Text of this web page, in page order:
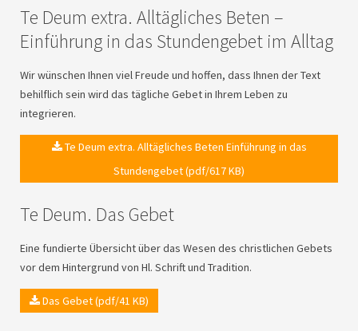
Te Deum extra. Alltägliches Beten –
Einführung in das Stundengebet im Alltag
Wir wünschen Ihnen viel Freude und hoffen, dass Ihnen der Text
behilflich sein wird das tägliche Gebet in Ihrem Leben zu
integrieren.
Te Deum extra. Alltägliches Beten Einführung in das
Stundengebet (pdf/617 KB)
Te Deum. Das Gebet
Eine fundierte Übersicht über das Wesen des christlichen Gebets
vor dem Hintergrund von Hl. Schrift und Tradition.
Das Gebet (pdf/41 KB)